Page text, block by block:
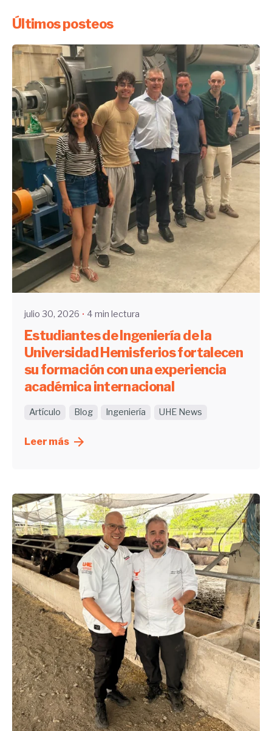
Últimos posteos
Enviado por
UHE
julio 30, 2026 4 min lectura
Estudiantes de Ingeniería de la
Universidad Hemisferios fortalecen
su formación con una experiencia
académica internacional
Artículo Blog Ingeniería UHE News
Leer más
Enviado por
UHE